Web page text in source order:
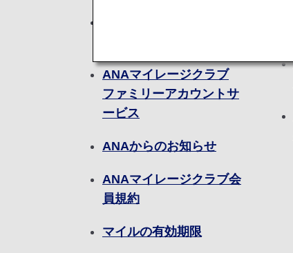
ANAマイレージクラブ
ファミリーアカウントサ
ービス
ANAからのお知らせ
ANAマイレージクラブ会
員規約
マイルの有効期限